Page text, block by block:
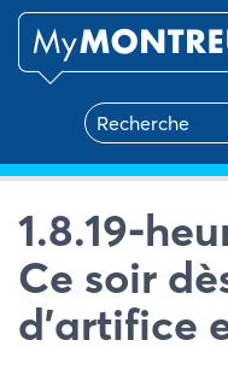
1.8.19-
Ce soir
d’artifice